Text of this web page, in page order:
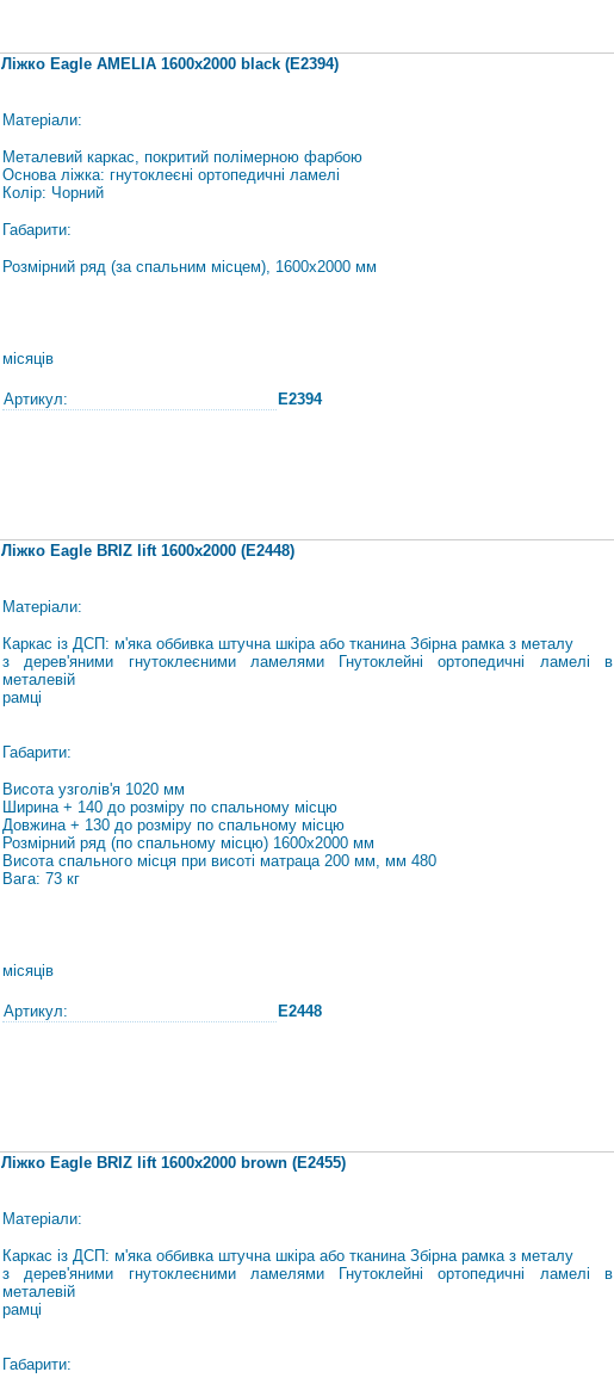
Ліжко Eagle AMELIA 1600х2000 black (E2394)
Матеріали:
Металевий каркас, покритий полімерною фарбою
Основа ліжка: гнутоклеєні ортопедичні ламелі
Колір: Чорний
Габарити:
Розмірний ряд (за спальним місцем), 1600х2000 мм
місяців
Артикул: E2394
Ліжко Eagle BRIZ lift 1600x2000 (E2448)
Матеріали:
Каркас із ДСП: м'яка оббивка штучна шкіра або тканина Збірна рамка з металу
з дерев'яними гнутоклеєними ламелями Гнутоклейні ортопедичні ламелі в
металевій
рамці
Габарити:
Висота узголів'я 1020 мм
Ширина + 140 до розміру по спальному місцю
Довжина + 130 до розміру по спальному місцю
Розмірний ряд (по спальному місцю) 1600х2000 мм
Висота спального місця при висоті матраца 200 мм, мм 480
Вага: 73 кг
місяців
Артикул: E2448
Ліжко Eagle BRIZ lift 1600x2000 brown (E2455)
Матеріали:
Каркас із ДСП: м'яка оббивка штучна шкіра або тканина Збірна рамка з металу
з дерев'яними гнутоклеєними ламелями Гнутоклейні ортопедичні ламелі в
металевій
рамці
Габарити: